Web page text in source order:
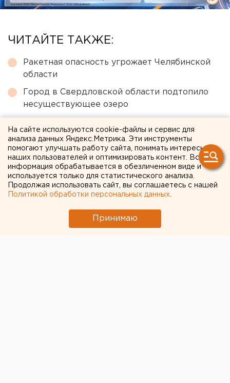
ЧИТАЙТЕ ТАКЖЕ:
Ракетная опасность угрожает Челябинской
области
Город в Свердловской области подтопило
несуществующее озеро
создателя дрона «Упырь»
Главу узбекской диаспоры в Екатеринбурге
депортировали из России
МИД призвал россиян готовиться к затяжной
войне
На сайте используются cookie-файлы и сервис для
анализа данных Яндекс.Метрика. Эти инструменты
помогают улучшать работу сайта, понимать интересы
наших пользователей и оптимизировать контент. Вся
информация обрабатывается в обезличенном виде и
используется только для статистического анализа.
Продолжая использовать сайт, вы соглашаетесь с нашей
Политикой обработки персональных данных
Принимаю